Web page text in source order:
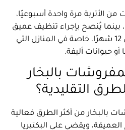
الأتربة مرة واحدة أسبوعيًا،
بينما يُنصح بإجراء تنظيف عميق
أو تنظيف بالبخار كل 6 إلى 12 شهرًا، خاصة في المنازل التي
حيوانات أليفة.
بالبخار
التقليدية؟
بالبخار من أكثر الطرق فعالية
العميقة، ويقضي على البكتيريا